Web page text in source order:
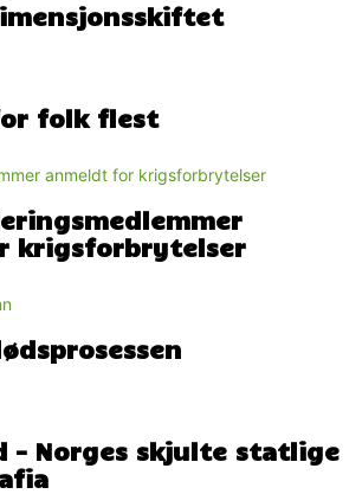
folk flest
krigsforbrytelser
– Norges skjulte statlige